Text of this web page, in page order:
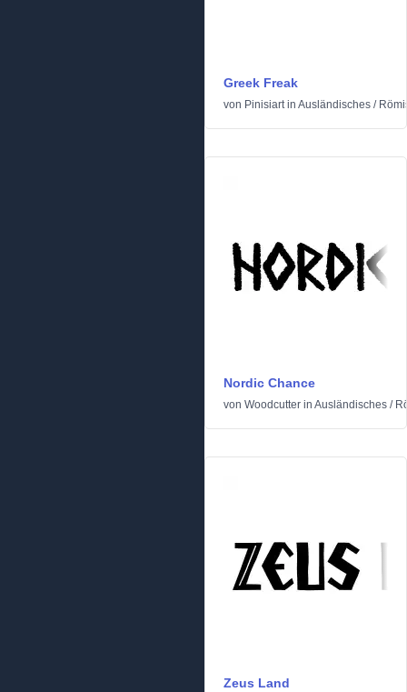
Greek Freak
von Pinisiartin Ausländisches /
Nordic Chance
von Woodcutter in Ausländisches /
Zeus Land